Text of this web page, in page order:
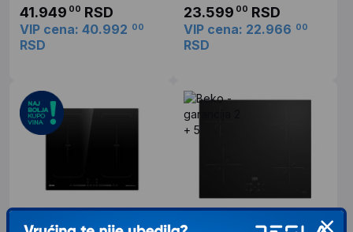
41.949 00 RSD
VIP cena: 40.992 00
RSD
23.599 00 RSD
VIP cena: 22.966 00
RSD
VOX EBI 402 F Ugradna ploča
BEKO HII64400QT Ugradna